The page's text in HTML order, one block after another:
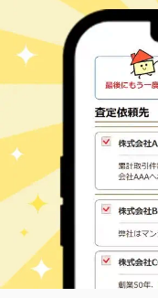
大字三ツ和
大字三ツ和
三好町
三好町
大字吉田